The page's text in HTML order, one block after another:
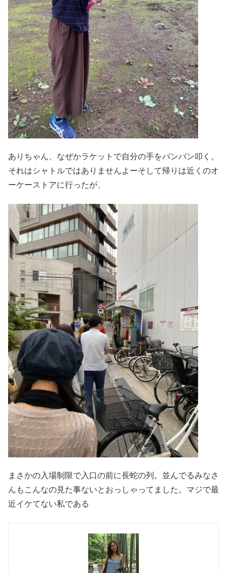
ありちゃん、なぜかラケットで自分の手をバンバン叩く。
それはシャトルではありませんよーそして帰りは近くのオ
ーケーストアに行ったが、
まさかの入場制限で入口の前に長蛇の列。並んでるみなさ
んもこんなの見た事ないとおっしゃってました。マジで最
近イケてない私である